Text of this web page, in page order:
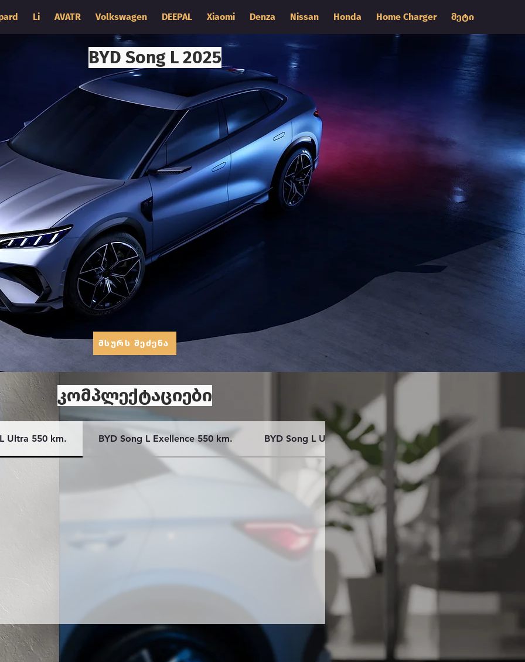
Li AVATR Volkswagen DEEPAL Xiaomi Denza Nissan Honda Home Charger მეტი
BYD Song L 2025
მსურს შეძენა
კომპლექტაციები
Ultra 550 km. BYD Song L Exellence 550 km. BYD Song L Ultra 662 km. BYD Song L Exellence